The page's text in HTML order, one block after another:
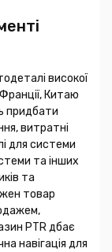
високої
Франції, Китаю
придбати
витратні
для системи
та інших
та
товар
PTR дбає
навігація для